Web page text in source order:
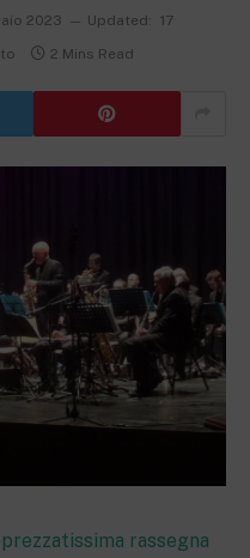
2023 Updated: 17
2 Mins Read
rassegna